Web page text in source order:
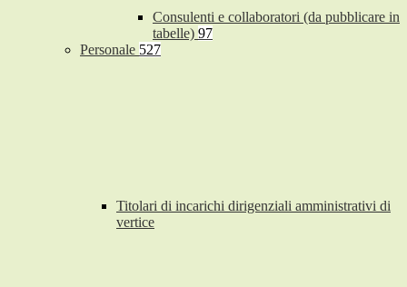
Consulenti e collaboratori (da pubblicare in
tabelle) 97
Personale 527
Titolari di incarichi dirigenziali amministrativi di
vertice